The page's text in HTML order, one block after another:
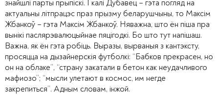
знайшлі парты прыпіскі. І калі Дубавец – гэта погляд на
актуальны літпрацэс праз прызму беларушчыны, то Максім
Жбанкоў – гэта Максім Жбанкоў. Няважна, што ён піша пра
вынікі паслярэвалюцыйнае пяцігодкі. Бо што тут напішаш.
Важна, як ён гэта робіць. Выразы, вырваныя з кантэксту,
просяцца на дызайнерскія футболкі: “Бабков прекрасен, но
он на облаке”, “страну закатали в бетон как неудачливого
мафиозо”; “мысли улетают в космос, им негде
закрепиться”. Адным словам, інжой.